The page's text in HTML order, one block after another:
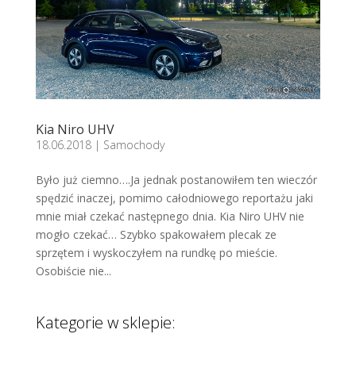
Kia Niro UHV
18.06.2018| Samochody
Było już ciemno….Ja jednak postanowiłem ten wieczór
spędzić inaczej, pomimo całodniowego reportażu jaki
mnie miał czekać następnego dnia. Kia Niro UHV nie
mogło czekać… Szybko spakowałem plecak ze
sprzętem i wyskoczyłem na rundkę po mieście.
Osobiście nie...
Kategorie w sklepie: